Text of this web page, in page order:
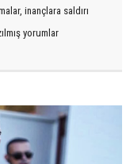
inançlara saldırı
yorumlar